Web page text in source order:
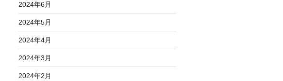
2024年6月
2024年5月
2024年4月
2024年3月
2024年2月